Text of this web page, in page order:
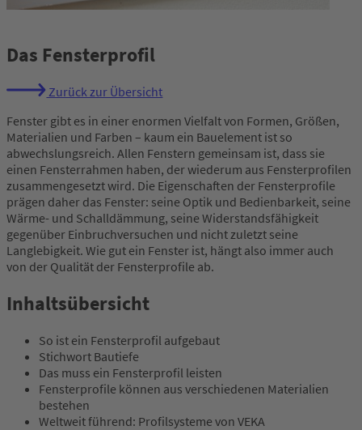
Das Fensterprofil
Zurück zur Übersicht
Fenster gibt es in einer enormen Vielfalt von Formen, Größen,
Materialien und Farben – kaum ein Bauelement ist so
abwechslungsreich. Allen Fenstern gemeinsam ist, dass sie
einen Fensterrahmen haben, der wiederum aus Fensterprofilen
zusammengesetzt wird. Die Eigenschaften der Fensterprofile
prägen daher das Fenster: seine Optik und Bedienbarkeit, seine
Wärme- und Schalldämmung, seine Widerstandsfähigkeit
gegenüber Einbruchversuchen und nicht zuletzt seine
Langlebigkeit. Wie gut ein Fenster ist, hängt also immer auch
von der Qualität der Fensterprofile ab.
Inhaltsübersicht
So ist ein Fensterprofil aufgebaut
Stichwort Bautiefe
Das muss ein Fensterprofil leisten
Fensterprofile können aus verschiedenen Materialien
bestehen
Weltweit führend: Profilsysteme von VEKA